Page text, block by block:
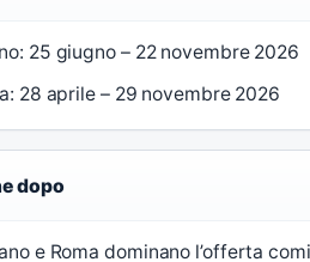
25 giugno – 22 novembre 2026
28 aprile – 29 novembre 2026
dopo
e Roma dominano l’offerta